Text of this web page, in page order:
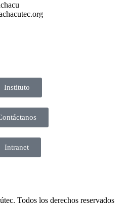
Instituto
Intranet
Todos los derechos reservados